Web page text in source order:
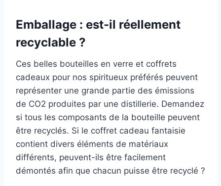
Emballage : est-il réellement
recyclable ?
Ces belles bouteilles en verre et coffrets
cadeaux pour nos spiritueux préférés peuvent
représenter une grande partie des émissions
de CO2 produites par une distillerie. Demandez
si tous les composants de la bouteille peuvent
être recyclés. Si le coffret cadeau fantaisie
contient divers éléments de matériaux
différents, peuvent-ils être facilement
démontés afin que chacun puisse être recyclé ?